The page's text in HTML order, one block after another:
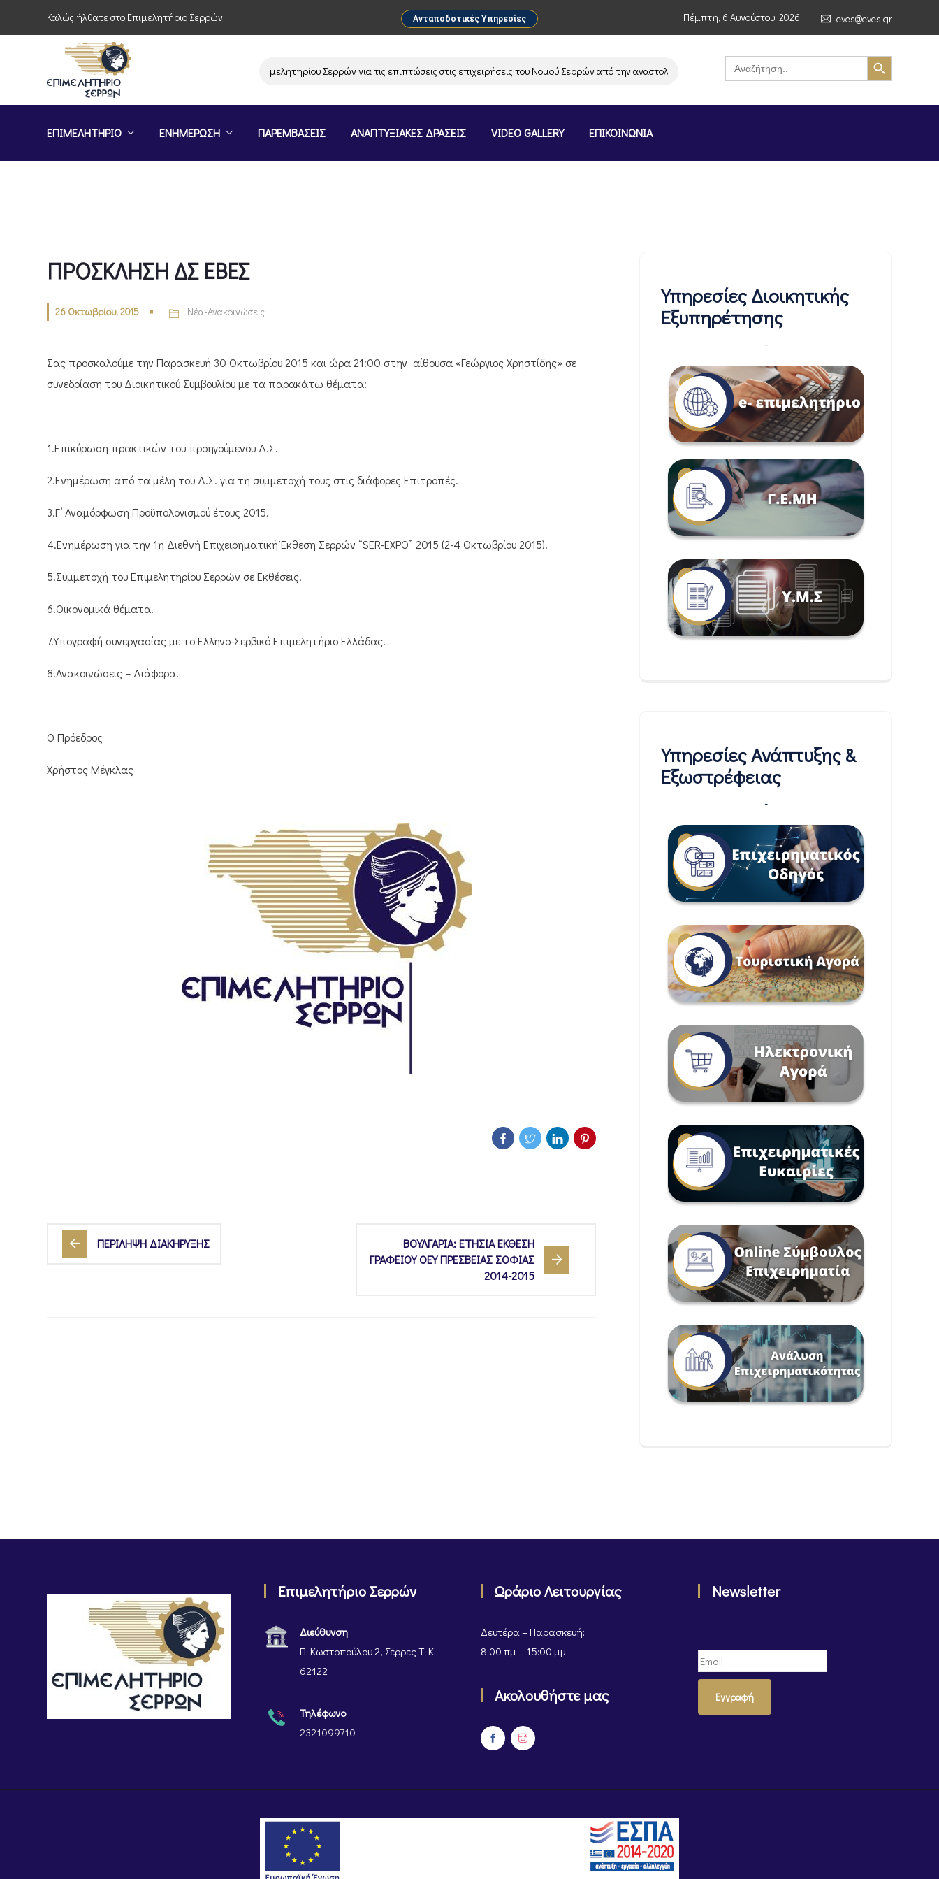
Καλώς ήλθατε στο Επιμελητήριο Σερρών Ανταποδοτικές Υπηρεσίες Πέμπτη, 6 Αυγούστου, 2026 eves@eves.gr
Παρέμβαση του Επιμελητηρίου Σερρών για τις επιπτώσεις στις επιχειρήσεις του Νομού Σερρών από την αναστολή λειτουργίας της αλυσίδας σούπερ μάρκετ MERE στην Ελλάδα –
Search
for:
Search Button
ΕΠΙΜΕΛΗΤΗΡΙΟ ΕΝΗΜΕΡΩΣΗ ΠΑΡΕΜΒΑΣΕΙΣ ΑΝΑΠΤΥΞΙΑΚΕΣ ΔΡΑΣΕΙΣ VIDEO GALLERY ΕΠΙΚΟΙΝΩΝΙΑ
ΠΡΟΣΚΛΗΣΗ ΔΣ ΕΒΕΣ
26 Οκτωβρίου, 2015 Νέα-Ανακοινώσεις
Σας προσκαλούμε την Παρασκευή 30 Οκτωβρίου 2015 και ώρα 21:00 στην αίθουσα «Γεώργιος Χρηστίδης» σε
συνεδρίαση του Διοικητικού Συμβουλίου με τα παρακάτω θέματα:
1.Επικύρωση πρακτικών του προηγούμενου Δ.Σ.
2.Ενημέρωση από τα μέλη του Δ.Σ. για τη συμμετοχή τους στις διάφορες Επιτροπές.
3.Γ’ Αναμόρφωση Προϋπολογισμού έτους 2015.
4.Ενημέρωση για την 1η Διεθνή Επιχειρηματική Έκθεση Σερρών “SER-EXPO” 2015 (2-4 Οκτωβρίου 2015).
5.Συμμετοχή του Επιμελητηρίου Σερρών σε Εκθέσεις.
6.Οικονομικά θέματα.
7.Υπογραφή συνεργασίας με το Ελληνο-Σερβικό Επιμελητήριο Ελλάδας.
8.Ανακοινώσεις – Διάφορα.
Ο Πρόεδρος
Χρήστος Μέγκλας
ΠΕΡΙΛΗΨΗ ΔΙΑΚΗΡΥΞΗΣ
ΒΟΥΛΓΑΡΙΑ: ΕΤΗΣΙΑ ΕΚΘΕΣΗ
ΓΡΑΦΕΙΟΥ ΟΕΥ ΠΡΕΣΒΕΙΑΣ ΣΟΦΙΑΣ
2014-2015
Υπηρεσίες Διοικητικής
Εξυπηρέτησης
-
Υπηρεσίες Ανάπτυξης &
Εξωστρέφειας
-
Επιμελητήριο Σερρών
Διεύθυνση
Π. Κωστοπούλου 2, Σέρρες Τ. Κ.
62122
Τηλέφωνο
2321099710
Ωράριο Λειτουργίας
Δευτέρα – Παρασκευή:
8:00 πμ – 15:00 μμ
Ακολουθήστε μας
Newsletter
Εγγραφή